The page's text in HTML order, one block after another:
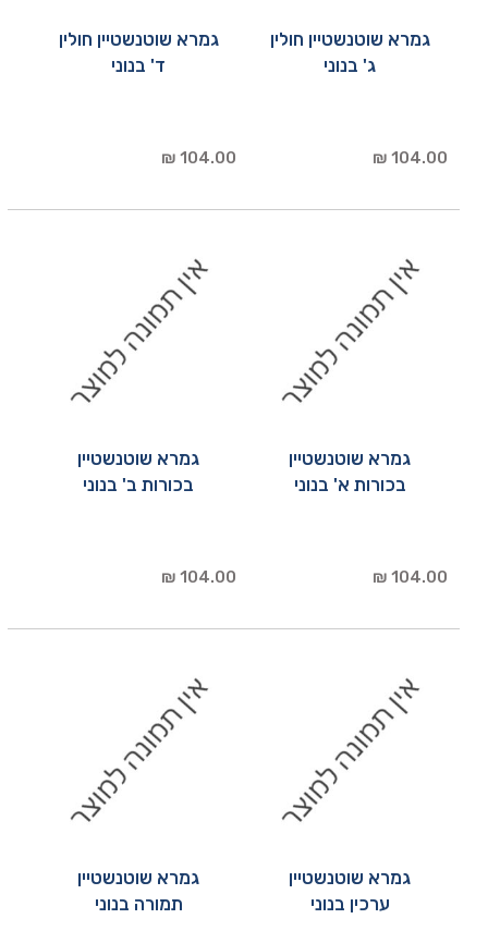
גמרא שוטנשטיין חולין
ג' בנוני
104.00 ₪
גמרא שוטנשטיין חולין
ד' בנוני
104.00 ₪
גמרא שוטנשטיין
בכורות א' בנוני
104.00 ₪
גמרא שוטנשטיין
בכורות ב' בנוני
104.00 ₪
גמרא שוטנשטיין
ערכין בנוני
גמרא שוטנשטיין
תמורה בנוני